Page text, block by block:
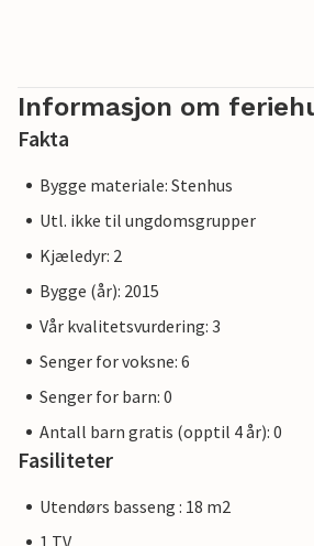
Informasjon om
Fakta
Bygge materiale: Stenhus
Utl. ikke til ungdomsgrupper
Kjæledyr: 2
Bygge (år): 2015
Vår kvalitetsvurdering: 3
Senger for voksne: 6
Senger for barn: 0
Antall barn gratis (opptil 4 år): 0
Fasiliteter
Utendørs basseng : 18 m2
1 TV